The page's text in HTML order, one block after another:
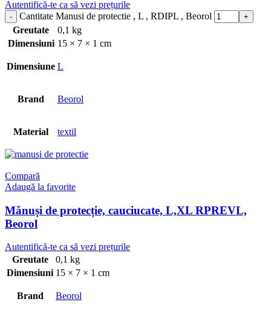
Cantitate Manusi de protectie , L , RDIPL , Beorol
Greutate
0,1 kg
Dimensiuni 15 × 7 × 1 cm
Dimensiune L
Brand Beorol
Material textil
Compară
Adaugă la favorite
Mănuși de protecție, cauciucate, L,XL RPREVL,
Beorol
Greutate
0,1 kg
Dimensiuni 15 × 7 × 1 cm
Brand Beorol